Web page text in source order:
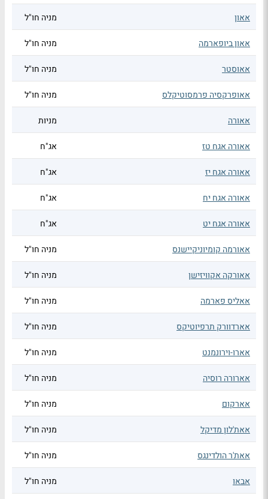
אאון מניה חו"ל
אאון ביופארמה מניה חו"ל
אאוסטר מניה חו"ל
אאופרקסיה פרמסוטיקלס מניה חו"ל
אאורה מניות
אאורה אגח טז אג"ח
אאורה אגח יז אג"ח
אאורה אגח יח אג"ח
אאורה אגח יט אג"ח
אאורמה קומיוניקיישנס מניה חו"ל
אאורקה אקוויזישן מניה חו"ל
אאליס פארמה מניה חו"ל
אארדוורק תרפיוטיקס מניה חו"ל
אארו-וירונמנט מניה חו"ל
אארורה רוסיה מניה חו"ל
אארקום מניה חו"ל
אאת'לון מדיקל מניה חו"ל
אאת'ר הולדינגס מניה חו"ל
אבאו מניה חו"ל